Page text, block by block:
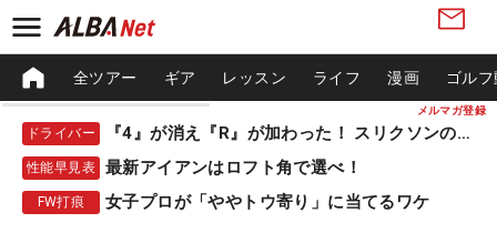
メルマガ登録
全ツアー ギア レッスン ライフ 漫画 ゴル
ドライバー 『4』が消え『R』が加わった！ スリクソンの新作
性能早見表 最新アイアンはロフト角で選べ！
FW打痕 女子プロが「ややトウ寄り」に当てるワケ